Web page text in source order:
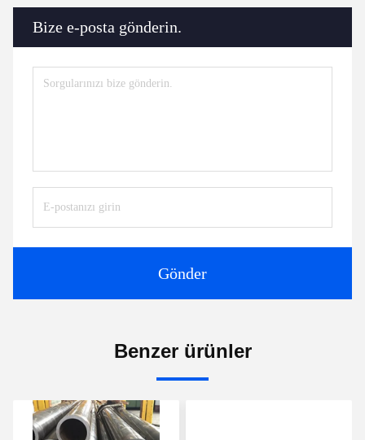
Bize e-posta gönderin.
Gönder
Benzer ürünler